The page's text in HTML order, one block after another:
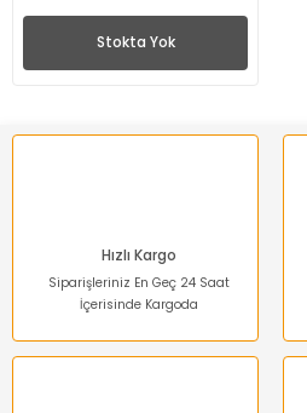
Stokta Yok
Hızlı Kargo
Siparişleriniz En Geç 24 Saat
İçerisinde Kargoda